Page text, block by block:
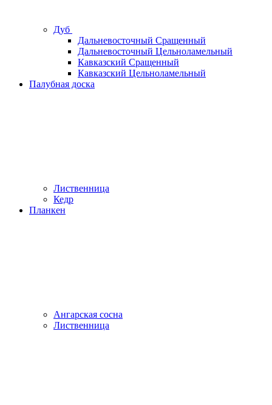
Дуб
Дальневосточный Сращенный
Дальневосточный Цельноламельный
Кавказский Сращенный
Кавказский Цельноламельный
Палубная доска
Лиственница
Кедр
Планкен
Ангарская сосна
Лиственница